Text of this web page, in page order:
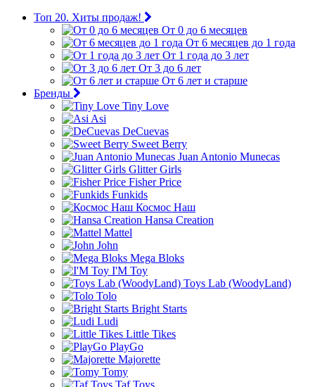
Топ 20. Хиты продаж!
От 0 до 6 месяцев
От 6 месяцев до 1 года
От 1 года до 3 лет
От 3 до 6 лет
От 6 лет и старше
Бренды
Tiny Love
Asi
DeCuevas
Sweet Berry
Juan Antonio Munecas
Glitter Girls
Fisher Price
Funkids
Космос Наш
Hansa Creation
Mattel
John
Mega Bloks
I'M Toy
Toys Lab (WoodyLand)
Tolo
Bright Starts
Ludi
Little Tikes
PlayGo
Majorette
Tomy
Taf Toys